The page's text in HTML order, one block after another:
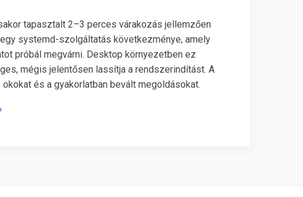
tapasztalt 2–3 perces várakozás jellemzően
egy systemd-szolgáltatás következménye, amely
próbál megvárni. Desktop környezetben ez
mégis jelentősen lassítja a rendszerindítást. A
és a gyakorlatban bevált megoldásokat.